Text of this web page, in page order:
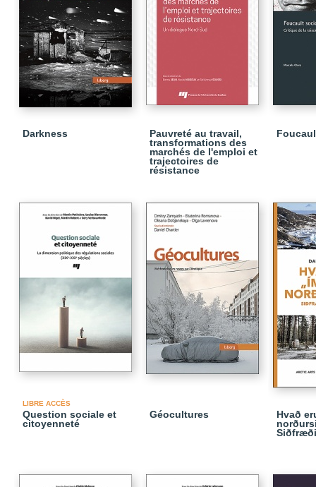
Darkness
Pauvreté au travail,
transformations des
marchés de l'emploi et
trajectoires de
résistance
LIBRE ACCÈS
Question sociale et
citoyenneté
Géocultures
Hvað